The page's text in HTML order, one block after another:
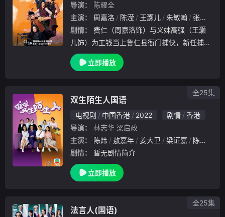
导演：
陈耀全
主演：
周嘉洛 陈滢 王灏儿 朱敏瀚 张颕康
剧情：
儿饰）为工钱当上鲁仁县衙门捕快，新任捕长
黄佘（曹永廉饰）派遣费仁深入三不管地带壹
将宫城，寻觅失联细作。般隆门话事人般斗（
立即播放
双生陌生人国语
电视剧 中国香港 2022 剧情
香港
导演：
林志华 梁启政
主演：
陈炜 敖嘉年 姜大卫 梁证嘉 陈庭欣
剧情：
暂无剧情简介
立即播放
全25集
法言人(国语)
全25集